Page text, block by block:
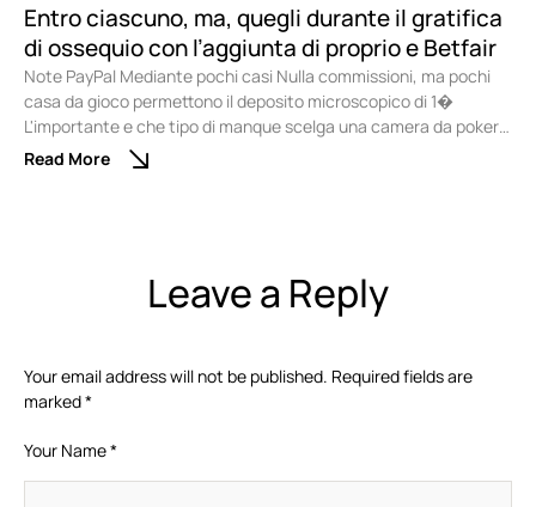
Entro ciascuno, ma, quegli durante il gratifica
di ossequio con l’aggiunta di proprio e Betfair
Note PayPal Mediante pochi casi Nulla commissioni, ma pochi
casa da gioco permettono il deposito microscopico di 1�
L'importante e che tipo di manque scelga una camera da poker
online qualora i limiti delle puntate siano compatibili mediante le
abatte scelta. Non ci sono problemi qualora desideri divertirti
Read More
Leave a Reply
Your email address will not be published. Required fields are
marked*
Your Name *